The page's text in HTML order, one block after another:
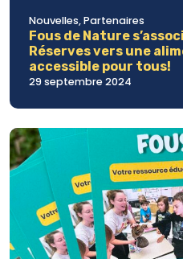
Nouvelles, Partenaires
Fous de Nature
Réserves vers une
accessible pour tous!
29 septembre 2024